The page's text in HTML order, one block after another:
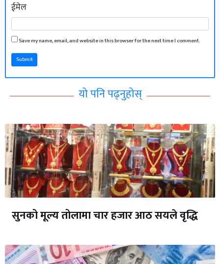
ईमेल
Save my name, email, and website in this browser for the next time I comment.
Submit
यो पनि पढ्नुहोस्
सुनको मूल्य तोलामा चार हजार आठ सयले वृद्धि